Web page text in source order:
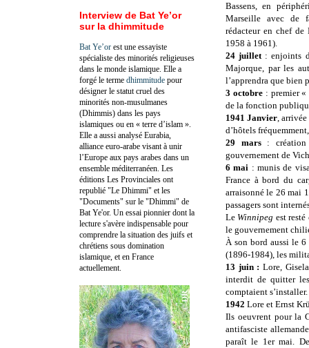
Bassens, en
Marseille avec de
rédacteur en chef
1958 à 1961).
24 juillet : enjoints
Majorque, par les
l’apprendra que bien
3 octobre: premier «
de la fonction
1941 Janvier,
d’hôtels
29 mars: création
gouvernement de
6 mai : munis de
France à bord du
arraisonné le 26 mai
passagers sont
Le Winnipeg est
le gouvernement
À son bord aussi le 6
(1896-1984), les
13 juin : Lore,
interdit de quitter
comptaient s’installer.
1942 Lore et Ernst
Ils oeuvrent pour la
antifasciste
paraît le 1er mai.
Interview de Bat Ye’or
sur la dhimmitude
Bat Ye’or est une essayiste
spécialiste des minorités religieuses
dans le monde islamique. Elle a
forgé le terme dhimmitude pour
désigner le statut cruel des
minorités non-musulmanes
(Dhimmis) dans les pays
islamiques ou en « terre d’islam ».
Elle a aussi analysé Eurabia,
alliance euro-arabe visant à unir
l’Europe aux pays arabes dans un
ensemble méditerranéen. Les
éditions Les Provinciales ont
republié "Le Dhimmi" et les
"Documents" sur le "Dhimmi" de
Bat Ye'or. Un essai pionnier dont la
lecture s'avère indispensable pour
comprendre la situation des juifs et
chrétiens sous domination
islamique, et en France
actuellement.